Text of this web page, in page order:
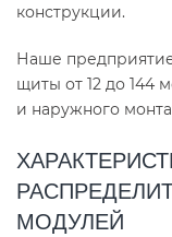
конструкции.
Наше
щиты от 12 до 144
и наружного
МОДУЛЕЙ